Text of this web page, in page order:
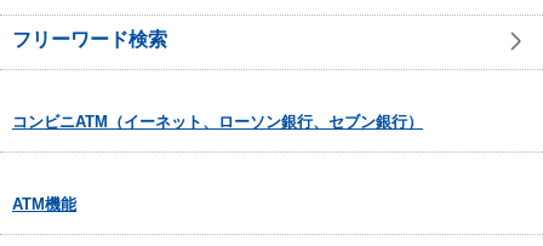
フリーワード検索
コンビニATM（イーネット、ローソン銀行、セブン銀行）
ATM機能